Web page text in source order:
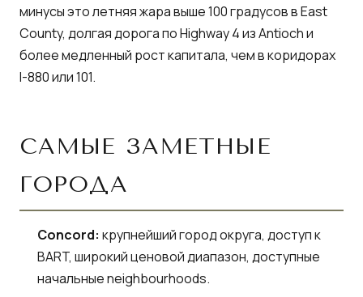
минусы это летняя жара выше 100 градусов в East
County, долгая дорога по Highway 4 из Antioch и
более медленный рост капитала, чем в коридорах
I-880 или 101.
САМЫЕ ЗАМЕТНЫЕ
ГОРОДА
Concord: крупнейший город округа, доступ к
BART, широкий ценовой диапазон, доступные
начальные neighbourhoods.